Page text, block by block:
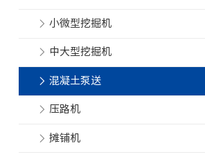
小微型挖掘机
中大型挖掘机
混凝土泵送
压路机
摊铺机